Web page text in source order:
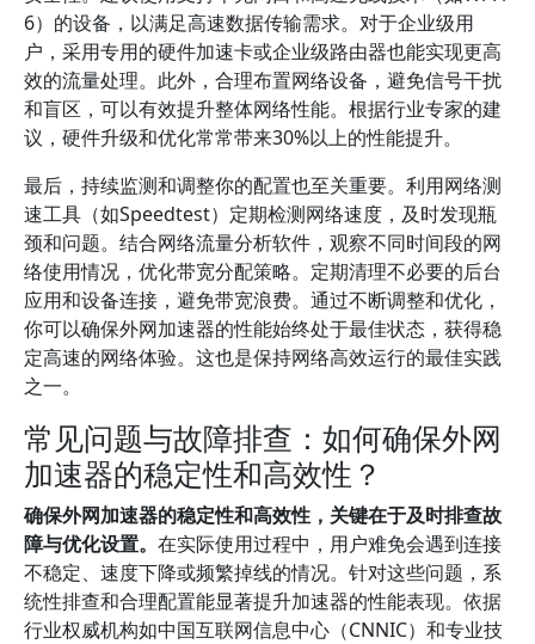
6）的设备，以满足高速数据传输需求。对于企业级用
户，采用专用的硬件加速卡或企业级路由器也能实现更高
效的流量处理。此外，合理布置网络设备，避免信号干扰
和盲区，可以有效提升整体网络性能。根据行业专家的建
议，硬件升级和优化常常带来30%以上的性能提升。
最后，持续监测和调整你的配置也至关重要。利用网络测
速工具（如Speedtest）定期检测网络速度，及时发现瓶
颈和问题。结合网络流量分析软件，观察不同时间段的网
络使用情况，优化带宽分配策略。定期清理不必要的后台
应用和设备连接，避免带宽浪费。通过不断调整和优化，
你可以确保外网加速器的性能始终处于最佳状态，获得稳
定高速的网络体验。这也是保持网络高效运行的最佳实践
之一。
常见问题与故障排查：如何确保外网
加速器的稳定性和高效性？
确保外网加速器的稳定性和高效性，关键在于及时排查故
障与优化设置。 在实际使用过程中，用户难免会遇到连接
不稳定、速度下降或频繁掉线的情况。针对这些问题，系
统性排查和合理配置能显著提升加速器的性能表现。依据
行业权威机构如中国互联网信息中心（CNNIC）和专业技